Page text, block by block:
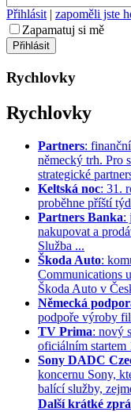
Přihlásit | zapoměli jste
Zapamatuj si mě
Rychlovky
Rychlovky
Partners:
německý trh. Pro
strategické
Keltská noc: 31.
proběhne příští
Partners Banka:
nakupovat a
Služba ...
Škoda Auto:
Communications
Škoda Auto v
Německá
podpoře výroby
TV Prima: nový
oficiálním startem
Sony DADC
koncernu Sony,
balící služby,
Další krátké